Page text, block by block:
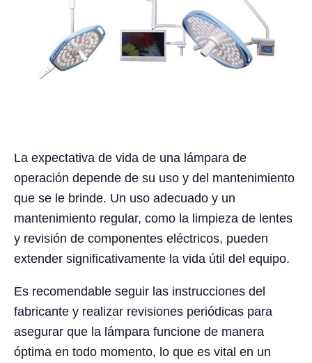
La expectativa de vida de una lámpara de
operación depende de su uso y del mantenimiento
que se le brinde. Un uso adecuado y un
mantenimiento regular, como la limpieza de lentes
y revisión de componentes eléctricos, pueden
extender significativamente la vida útil del equipo.
Es recomendable seguir las instrucciones del
fabricante y realizar revisiones periódicas para
asegurar que la lámpara funcione de manera
óptima en todo momento, lo que es vital en un